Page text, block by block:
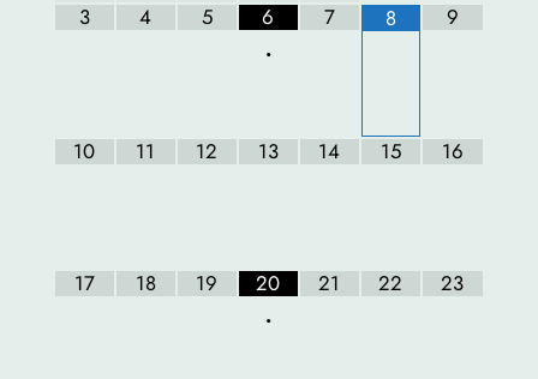
3 4 5
6
•
7 8 9
10 11 12 13 14 15 16
17 18 19
20
•
21 22 23